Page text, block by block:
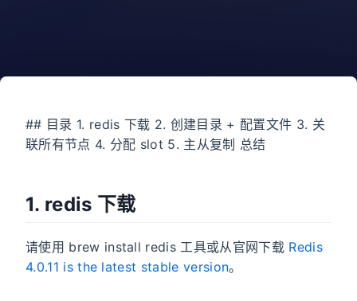
## 目录 1. redis 下载 2. 创建目录 + 配置文件 3. 关
联所有节点 4. 分配 slot 5. 主从复制 总结
1. redis 下载
请使用 brew install redis 工具或从官网下载 Redis
4.0.11 is the latest stable version。